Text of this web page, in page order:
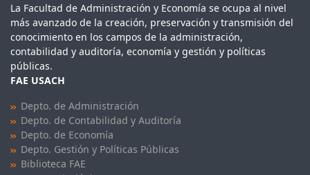
La Facultad de Administración y Economía se ocupa al nivel
más avanzado de la creación, preservación y transmisión del
conocimiento en los campos de la administración,
contabilidad y auditoría, economía y gestión y políticas
públicas.
FAE USACH
Depto. de Administración
Depto. de Contabilidad y Auditoría
Depto. de Economía
Depto. Gestión y Políticas Públicas
Biblioteca FAE